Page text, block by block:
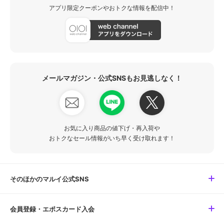
アプリ限定クーポンやおトクな情報を配信中！
メールマガジン・公式SNSもお見逃しなく！
お気に入り商品の値下げ・再入荷や
おトクなセール情報がいち早く受け取れます！
そのほかのマルイ公式SNS
会員登録・エポスカード入会